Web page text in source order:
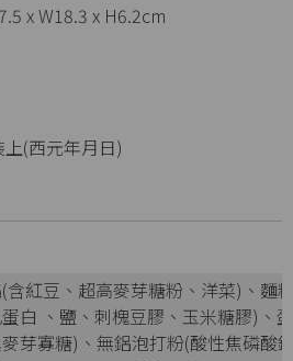
x W18.3 x H6.2cm
(西元年月日)
含紅豆、超高麥芽糖粉、洋菜)、麵
白 、鹽、刺槐豆膠、玉米糖膠)、
芽寡糖)、無鋁泡打粉(酸性焦磷酸